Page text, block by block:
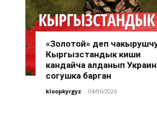
«Золотой» деп
Кыргызстандык киши
кандайча алданып
согушка барган
kloopkyrgyz - 04/06/2026